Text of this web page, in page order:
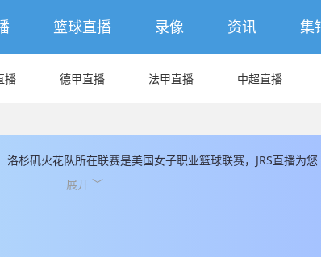
篮球直播 录像 资讯 集
播 德甲直播 法甲直播 中超直播
洛杉矶火花队所在联赛是美国女子职业篮球联赛，JRS直播为您
信息，JRS直播同时为您提供最新的洛杉矶火花队直播数据。
展开 ﹀